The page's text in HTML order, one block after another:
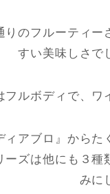
りのフルーティ
すい美味しさで
フルボディで、ワ
ィアブロ』から
ーズは他にも３
みに